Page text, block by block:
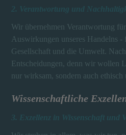
Wir übernehmen Verantwortung
Auswirkungen unseres Handelns -
Gesellschaft und die Umwelt.
Entscheidungen, denn wir wollen
nur wirksam, sondern auch
Wissenschaftliche